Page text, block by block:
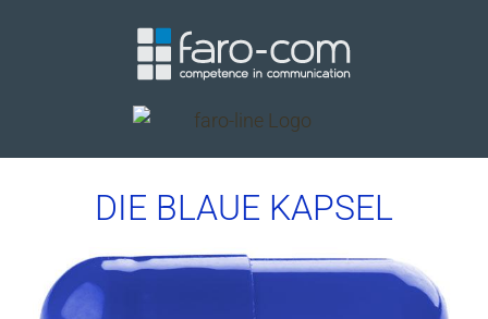
DIE BLAUE KAPSEL